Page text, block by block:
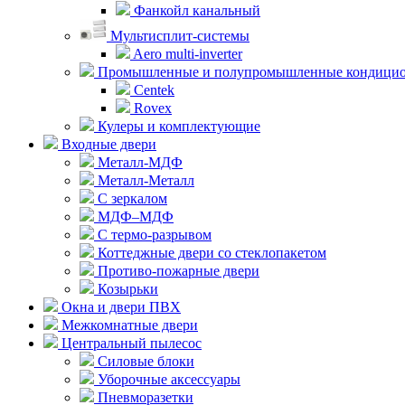
Фанкойл канальный
Мультисплит-системы
Aero multi-inverter
Промышленные и полупромышленные
Centek
Rovex
Кулеры и комплектующие
Входные двери
Металл-МДФ
Металл-Металл
С зеркалом
МДФ–МДФ
С термо-разрывом
Коттеджные двери со стеклопакетом
Противо-пожарные двери
Козырьки
Окна и двери ПВХ
Межкомнатные двери
Центральный пылесос
Силовые блоки
Уборочные аксессуары
Пневморазетки